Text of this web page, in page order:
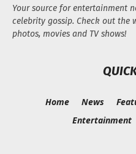
Your source for entertainment
celebrity gossip. Check out the
photos, movies and TV shows!
Home News
Entertainment